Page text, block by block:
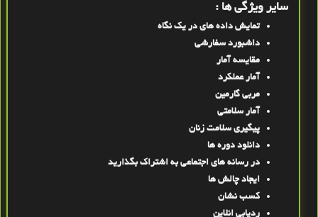
سایر ویژگی ها :
تمایش داده های در یک نگاه
داشبورد سفارشی
مقایسه آمار
آمار عملکرد
مربی گارمین
آمار سلامتی
پیگیری سلامت زنان
دانلود دوره ها
در رسانه های اجتماعی به اشتراک بگذارید
ایجاد چالش ها
کسب نشان
ردیابی انلاین